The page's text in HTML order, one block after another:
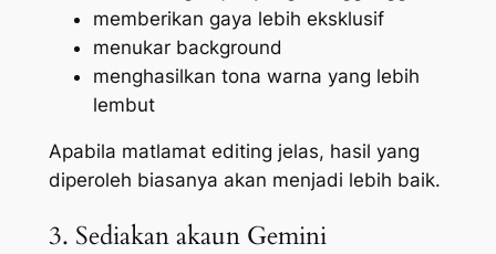
memberikan gaya lebih eksklusif
menukar background
menghasilkan tona warna yang lebih
lembut
Apabila matlamat editing jelas, hasil yang
diperoleh biasanya akan menjadi lebih baik.
3. Sediakan akaun Gemini